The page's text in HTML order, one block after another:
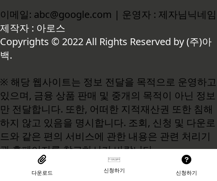
다운로드 신청하기 신청하기
이메일: abc@google.com | 운영자 : 제자님닉네임
제작자 : 아로스
Copyrights © 2022 All Rights Reserved by (주)아
백.
※ 해당 웹사이트는 정보 전달을 목적으로 운영하고
있으며, 금융 상품 판매 및 중개의 목적이 아닌 정보
만 전달합니다. 또한, 어떠한 지적재산권 또한 침해
하지 않고 있음을 명시합니다. 조회, 신청 및 다운로
드와 같은 편의 서비스에 관한 내용은 관련 처리기
관 홈페이지를 참고하시기 바랍니다.